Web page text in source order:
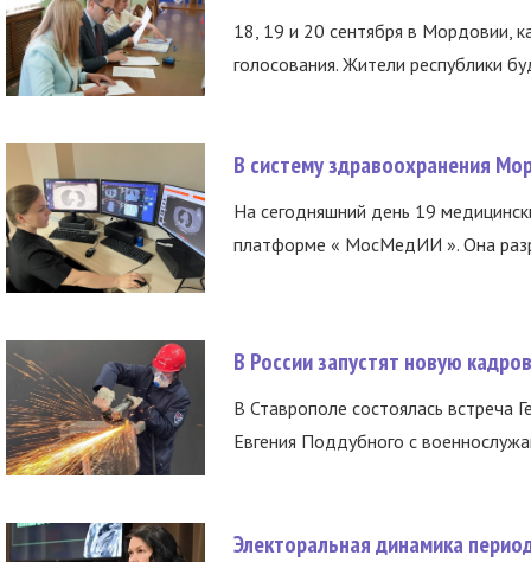
18, 19 и 20 сентября в Мордовии,
голосования. Жители республики
В систему здравоохранения
На сегодняшний день 19
платформе « МосМедИИ ». Она
В России запустят новую
В Ставрополе состоялась встреча
Евгения Поддубного с
Электоральная динамика